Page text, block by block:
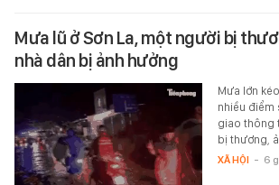
Mưa lũ ở Sơn La, một người bị
nhà dân bị ảnh hưởng
Mưa lớn
nhiều điểm
giao thông
bị thương,
XÃ HỘI - 6